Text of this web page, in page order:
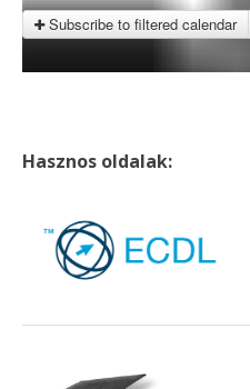
14:00
15:00
Subscribe to filtered calendar
Hasznos oldalak: